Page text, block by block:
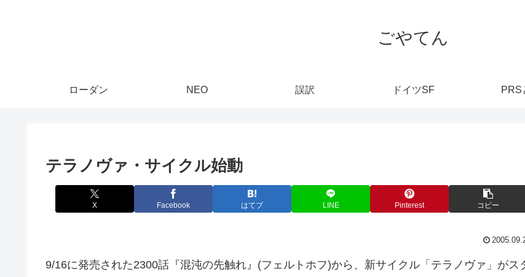
ごやてん
ローダン NEO 誤訳 ドイツSF PRS
テラノヴァ・サイクル始動
X Facebook はてブ LINE Pinterest コピー
9/16に発売された2300話『混沌の先触れ』(フェルトホフ)から、新サイクル「テラノヴァ」がス